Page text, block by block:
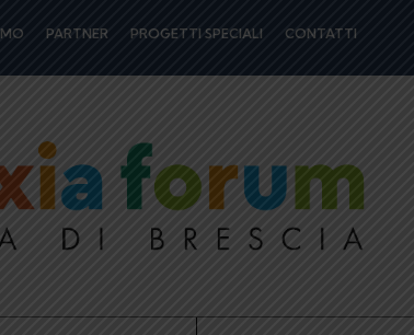
PARTNER PROGETTI SPECIALI CONTATTI